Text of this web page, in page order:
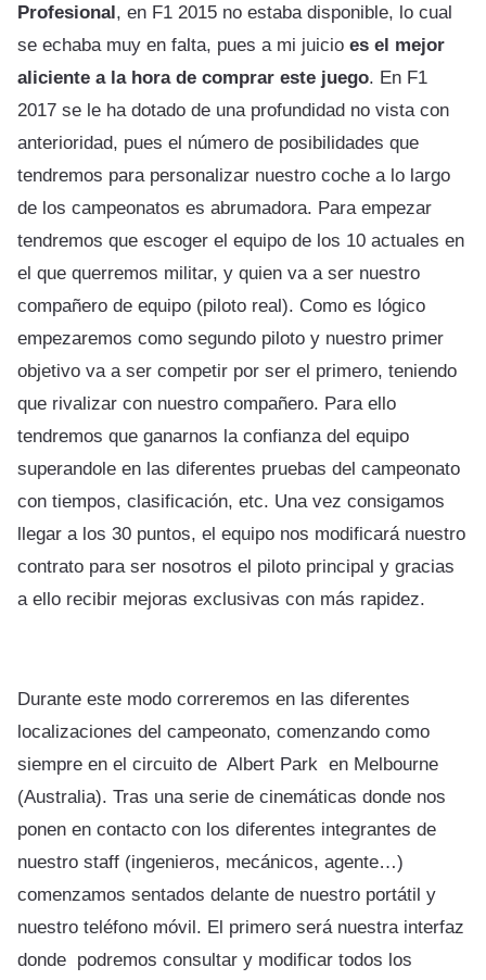
Profesional, en F1 2015 no estaba disponible, lo cual
se echaba muy en falta, pues a mi juicio es el mejor
aliciente a la hora de comprar este juego. En F1
2017 se le ha dotado de una profundidad no vista con
anterioridad, pues el número de posibilidades que
tendremos para personalizar nuestro coche a lo largo
de los campeonatos es abrumadora. Para empezar
tendremos que escoger el equipo de los 10 actuales en
el que querremos militar, y quien va a ser nuestro
compañero de equipo (piloto real). Como es lógico
empezaremos como segundo piloto y nuestro primer
objetivo va a ser competir por ser el primero, teniendo
que rivalizar con nuestro compañero. Para ello
tendremos que ganarnos la confianza del equipo
superandole en las diferentes pruebas del campeonato
con tiempos, clasificación, etc. Una vez consigamos
llegar a los 30 puntos, el equipo nos modificará nuestro
contrato para ser nosotros el piloto principal y gracias
a ello recibir mejoras exclusivas con más rapidez.
Durante este modo correremos en las diferentes
localizaciones del campeonato, comenzando como
siempre en el circuito de Albert Park en Melbourne
(Australia). Tras una serie de cinemáticas donde nos
ponen en contacto con los diferentes integrantes de
nuestro staff (ingenieros, mecánicos, agente…)
comenzamos sentados delante de nuestro portátil y
nuestro teléfono móvil. El primero será nuestra interfaz
donde podremos consultar y modificar todos los